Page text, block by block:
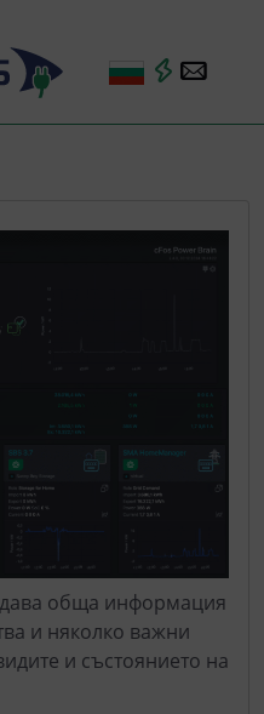
обща информация
и няколко важни
и състоянието на